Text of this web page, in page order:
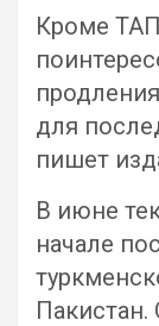
Кроме
для
пишет
В июне
начале